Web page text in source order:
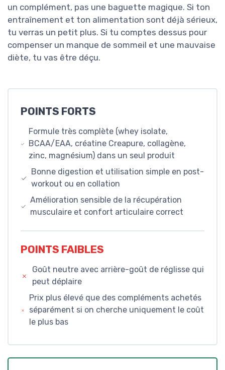
un complément, pas une baguette magique. Si ton
entraînement et ton alimentation sont déjà sérieux,
tu verras un petit plus. Si tu comptes dessus pour
compenser un manque de sommeil et une mauvaise
diète, tu vas être déçu.
POINTS FORTS
Formule très complète (whey isolate,
BCAA/EAA, créatine Creapure, collagène,
zinc, magnésium) dans un seul produit
Bonne digestion et utilisation simple en post-
workout ou en collation
Amélioration sensible de la récupération
musculaire et confort articulaire correct
POINTS FAIBLES
Goût neutre avec arrière-goût de réglisse qui
peut déplaire
Prix plus élevé que des compléments achetés
séparément si on cherche uniquement le coût
le plus bas